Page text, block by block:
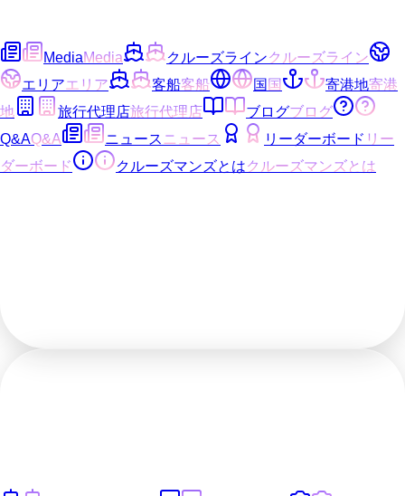
MediaMedia クルーズラインクルーズライン
エリアエリア 客船客船 国 国 寄港地寄港
地
旅行代理店旅行代理店 ブログブログ
Q&AQ&A ニュースニュース リーダーボード リー
ダーボード
クルーズマンズとはクルーズマンズとは